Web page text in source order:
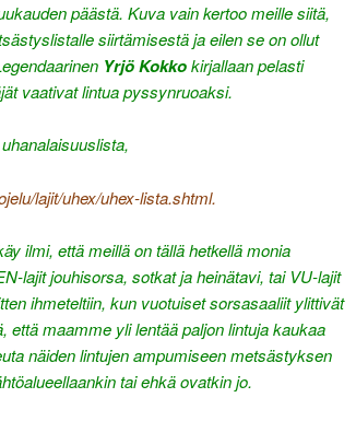
päästä. Kuva vain kertoo meille siitä,
siirtämisestä ja eilen se on ollut
Yrjö Kokkokirjallaan pelasti
vaativat lintua pyssynruoaksi.
lajit/uhex/uhex-lista.shtml.
ilmi, että meillä on tällä hetkellä monia
lajit jouhisorsa, sotkat ja heinätavi, tai VU-lajit
ihmeteltiin, kun vuotuiset sorsasaaliit ylittivät
maamme yli lentää paljon lintuja kaukaa
näiden lintujen ampumiseen metsästyksen
tai ehkä ovatkin jo.